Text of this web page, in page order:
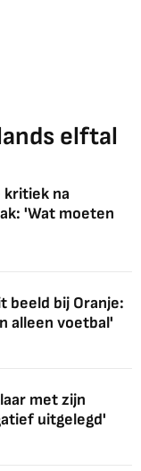
elftal
kritiek na
'Wat moeten
beeld bij Oranje:
alleen voetbal'
met zijn
uitgelegd'